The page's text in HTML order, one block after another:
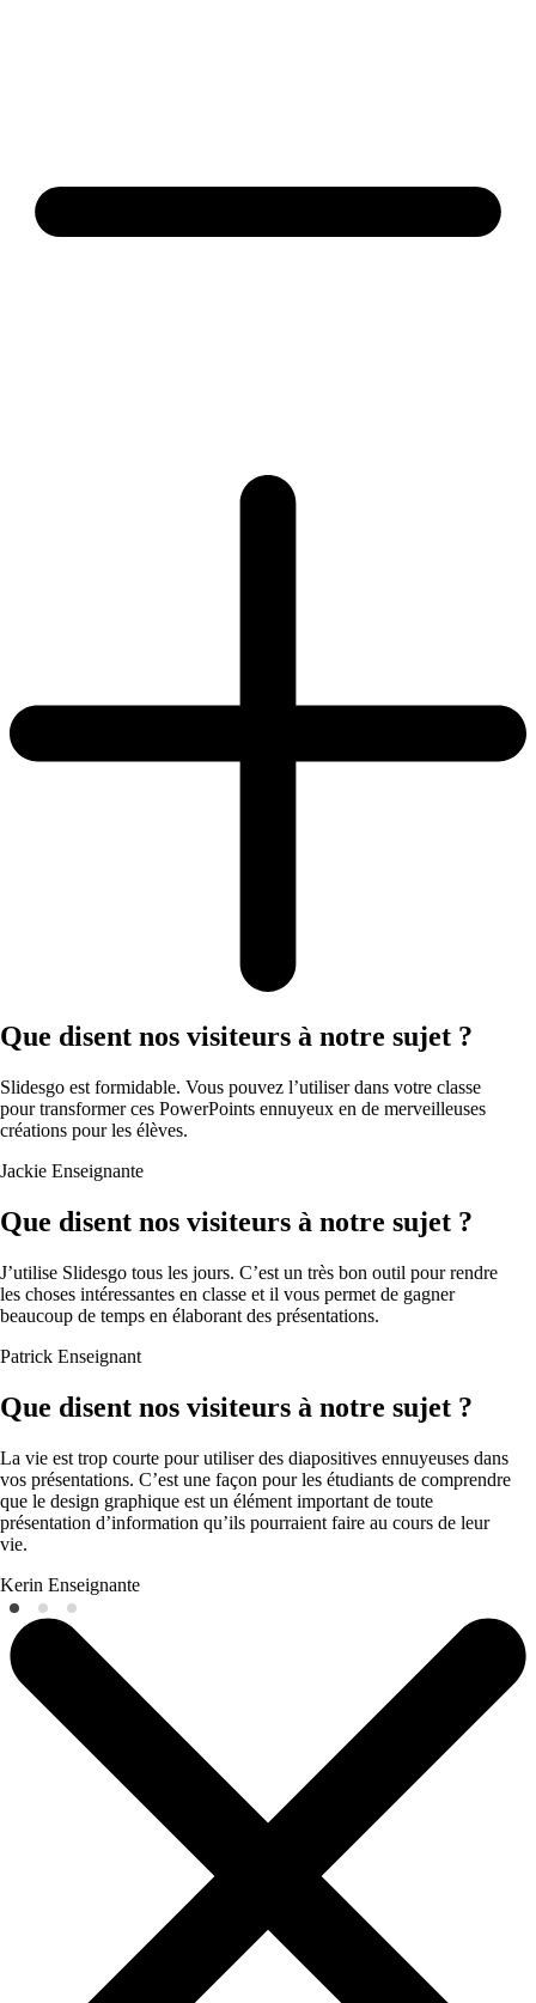
Que disent nos visiteurs à notre sujet ?
Slidesgo est formidable. Vous pouvez l’utiliser dans votre classe
pour transformer ces PowerPoints ennuyeux en de merveilleuses
créations pour les élèves.
Jackie Enseignante
Que disent nos visiteurs à notre sujet ?
J’utilise Slidesgo tous les jours. C’est un très bon outil pour rendre
les choses intéressantes en classe et il vous permet de gagner
beaucoup de temps en élaborant des présentations.
Patrick Enseignant
Que disent nos visiteurs à notre sujet ?
La vie est trop courte pour utiliser des diapositives ennuyeuses dans
vos présentations. C’est une façon pour les étudiants de comprendre
que le design graphique est un élément important de toute
présentation d’information qu’ils pourraient faire au cours de leur
vie.
Kerin Enseignante